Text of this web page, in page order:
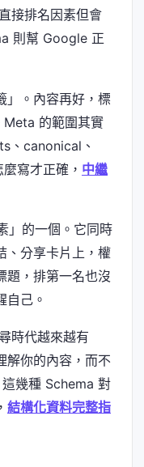
接排名因素但會
則幫 Google 正
」。內容再好，標
的範圍其實
、canonical、
寫才正確， 中繼
」的一個。它同時
、分享卡片上，權
題，排第一名也沒
自己。
時代越來越有
解你的內容，而不
幾種 Schema 對
結構化資料完整指